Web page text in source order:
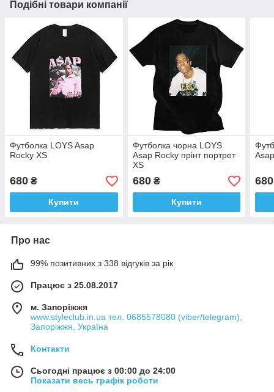
Подібні товари компанії
Футболка LOYS Asap
Rocky XS
680 ₴
Купити
Футболка чорна LOYS
Asap Rocky прінт портрет
XS
680₴
Купити
680
Про нас
99% позитивних з 338 відгуків за рік
Працює з 25.08.2017
м. Запоріжжя
www.styleclub.in.ua тел. 0685578080 (viber/telegram),
Запоріжжя, Україна
Контакти
Сьогодні працює з 00:00 до 24:00
Показати весь графік роботи